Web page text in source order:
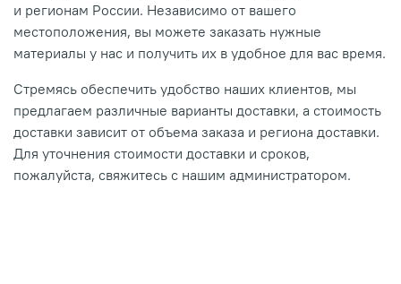
и регионам России. Независимо от вашего
местоположения, вы можете заказать нужные
материалы у нас и получить их в удобное для вас время.
Стремясь обеспечить удобство наших клиентов, мы
предлагаем различные варианты доставки, а стоимость
доставки зависит от объема заказа и региона доставки.
Для уточнения стоимости доставки и сроков,
пожалуйста, свяжитесь с нашим администратором.